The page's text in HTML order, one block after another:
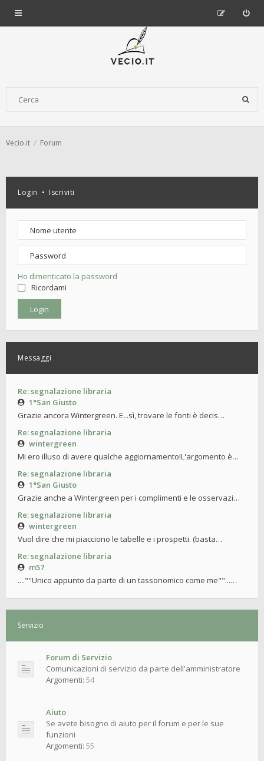
Vecio.it Forum
Login • Iscriviti
Ho dimenticato la password
Ricordami
Messaggi
Re: segnalazione libraria
1°San Giusto
Grazie ancora Wintergreen. E...sì, trovare le fonti è decis…
Re: segnalazione libraria
wintergreen
Mi ero illuso di avere qualche aggiornamento!L'argomento è…
Re: segnalazione libraria
1°San Giusto
Grazie anche a Wintergreen per i complimenti e le osservazi…
Re: segnalazione libraria
wintergreen
Vuol dire che mi piacciono le tabelle e i prospetti. (basta…
Re: segnalazione libraria
m57
....""Unico appunto da parte di un tassonomico come me""...…
Servizio
Forum di Servizio
Comunicazioni di servizio da parte dell'amministratore
Argomenti: 54
Aiuto
Se avete bisogno di aiuto per il forum e per le sue
funzioni
Argomenti: 55